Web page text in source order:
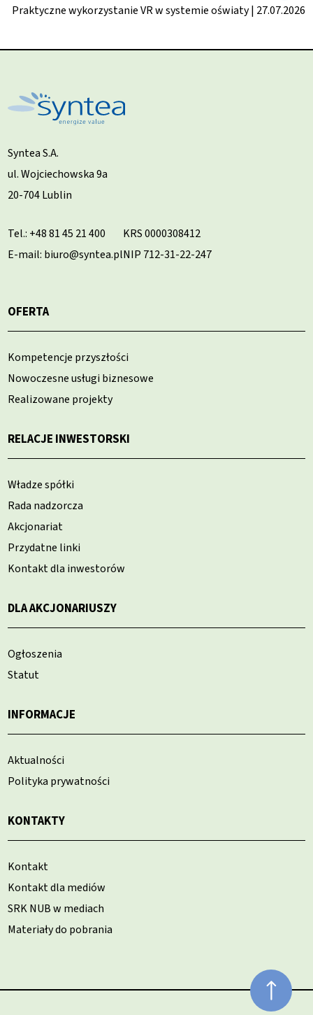
Praktyczne wykorzystanie VR w systemie oświaty | 27.07.2026
Syntea S.A.
ul. Wojciechowska 9a
20-704 Lublin
Tel.: +48 81 45 21 400
E-mail: biuro@syntea.pl
KRS 0000308412
NIP 712-31-22-247
OFERTA
Kompetencje przyszłości
Nowoczesne usługi biznesowe
Realizowane projekty
RELACJE INWESTORSKI
Władze spółki
Rada nadzorcza
Akcjonariat
Przydatne linki
Kontakt dla inwestorów
DLA AKCJONARIUSZY
Ogłoszenia
Statut
INFORMACJE
Aktualności
Polityka prywatności
KONTAKTY
Kontakt
Kontakt dla mediów
SRK NUB w mediach
Materiały do pobrania